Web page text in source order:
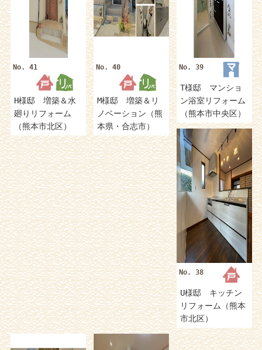
No. 41
H様邸 増築＆水
廻りリフォーム
（熊本市北区）
No. 40
M様邸 増築＆リ
ノベーション（熊
本県・合志市）
No. 39
T様邸 マンショ
ン浴室リフォーム
（熊本市中央区）
No. 38
U様邸 キッチン
リフォーム（熊本
市北区）